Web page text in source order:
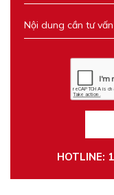
HOTLINE: